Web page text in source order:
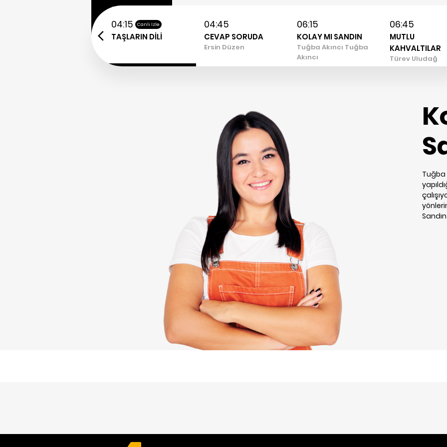
04:15 Canlı İzle
TAŞLARIN DİLİ
04:45
CEVAP SORUDA
Ersin Düzen
06:15
KOLAY MI SANDIN
Tuğba Akıncı Tuğba
Akıncı
06:45
MUTLU
KAHVALTILAR
Türev Uludağ
Tuğba